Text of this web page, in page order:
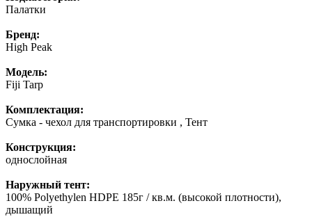
Палатки
Бренд:
High Peak
Модель:
Fiji Tarp
Комплектация:
Сумка - чехол для транспортировки , Тент
Конструкция:
однослойная
Наружный тент:
100% Polyethylen HDPE 185г / кв.м. (высокой плотности),
дышащий